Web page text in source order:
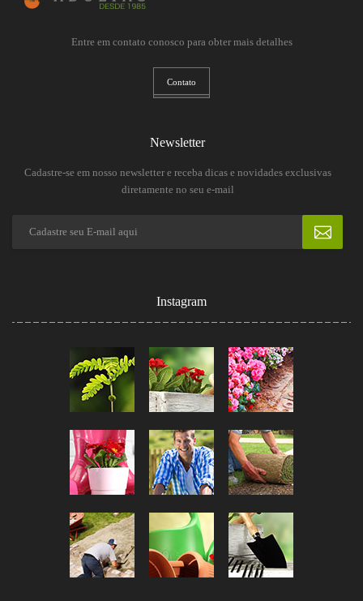
Entre em contato conosco para obter mais detalhes
Contato
Newsletter
Cadastre-se em nosso newsletter e receba dicas e novidades exclusivas
diretamente no seu e-mail
Instagram